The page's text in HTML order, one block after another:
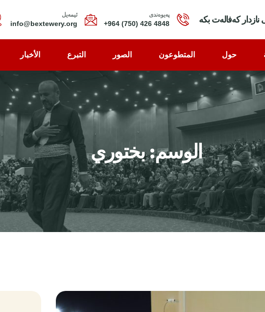
نازدار کەفالەت بکە پەیوەندی
4848 426 (750) 964+
ئیمەیل
info@bextewery.org
حول المتطوعون الصور التبرع الأخبار
الوسم:بختوري